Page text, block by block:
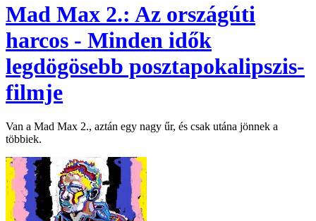
Mad Max 2.: Az országúti
harcos - Minden idők
legdögösebb posztapokalipszis-
filmje
Van a Mad Max 2., aztán egy nagy űr, és csak utána jönnek a
többiek.